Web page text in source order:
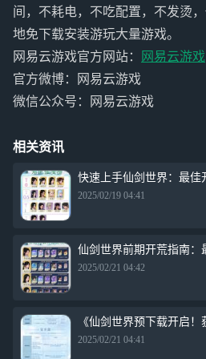
间，不耗电，不吃配置，不发烫
地免下载安装游玩大量游戏。
网易云游戏官方网站：
网易云游戏
官方微博：网易云游戏
微信公众号：网易云游戏
相关资讯
快速上手仙剑世界：最佳
2025/02/19 04:41
仙剑世界前期开荒指南：
2025/02/21 04:42
《仙剑世界预下载开启！
2025/02/21 04:41